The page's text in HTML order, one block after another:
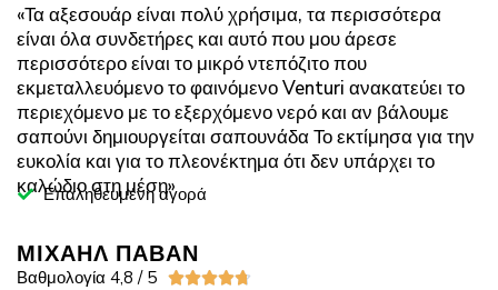
«Τα αξεσουάρ είναι πολύ χρήσιμα, τα περισσότερα
είναι όλα συνδετήρες και αυτό που μου άρεσε
περισσότερο είναι το μικρό ντεπόζιτο που
εκμεταλλευόμενο το φαινόμενο Venturi ανακατεύει το
περιεχόμενο με το εξερχόμενο νερό και αν βάλουμε
σαπούνι δημιουργείται σαπουνάδα Το εκτίμησα για την
ευκολία και για το πλεονέκτημα ότι δεν υπάρχει το
καλώδιο στη μέση»
Επαληθευμένη αγορά
ΜΙΧΑΗΛ ΠΑΒΑΝ
Βαθμολογία 4,8 / 5 